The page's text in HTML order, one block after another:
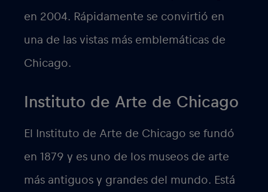
en 2004. Rápidamente se convirtió en
una de las vistas más emblemáticas de
Chicago.
Instituto de Arte de Chicago
El Instituto de Arte de Chicago se fundó
en 1879 y es uno de los museos de arte
más antiguos y grandes del mundo. Está